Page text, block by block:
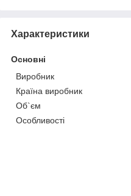
Характеристики
Основні
Виробник
Країна виробник
Об`єм
Особливості